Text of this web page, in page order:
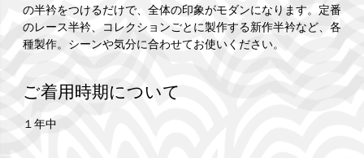
の半衿をつけるだけで、全体の印象がモダンになります。定番
のレース半衿、コレクションごとに製作する新作半衿など、各
種製作。シーンや気分に合わせてお使いください。
ご着用時期について
１年中